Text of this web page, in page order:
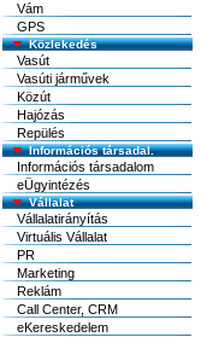
Vám
GPS
Közlekedés
Vasút
Vasúti járművek
Közút
Hajózás
Repülés
Információs társadal.
Információs társadalom
eÜgyintézés
Vállalat
Vállalatirányítás
Virtuális Vállalat
PR
Marketing
Reklám
Call Center, CRM
eKereskedelem